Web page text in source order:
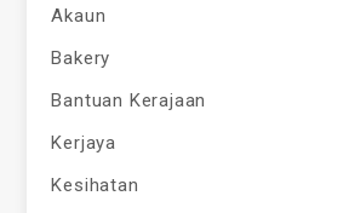
Akaun
Bakery
Bantuan Kerajaan
Kerjaya
Kesihatan